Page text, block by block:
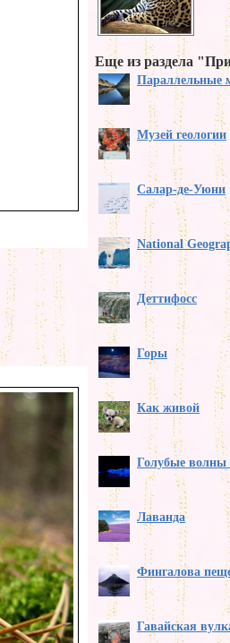
Еще из раздела
Параллельные
Музей геологии
Салар-де-Уюни
National
Деттифосс
Горы
Как живой
Голубые волны
Лаванда
Фингалова
Гавайская